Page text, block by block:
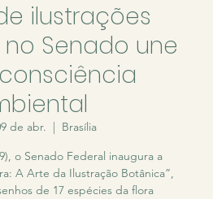
ilustrações
Senado une
de abr.
Brasília
o Senado Federal inaugura a
A Arte da Ilustração Botânica”,
de 17 espécies da flora